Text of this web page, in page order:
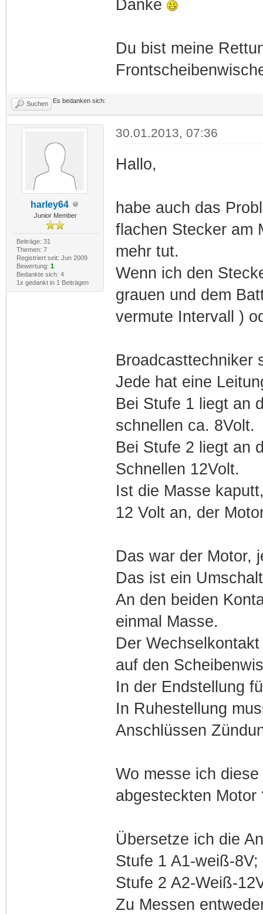
Danke
Du bist meine
Suchen Es bedanken sich:
harley64
Junior Member
Beiträge: 31
Themen: 7
Registriert seit: Jun 2009
Bewertung: 1
Bedankte sich: 4
1x gedankt in 1 Beiträgen
30.01.2013, 07:36
Hallo,
habe auch das
flachen Stecker am
mehr tut.
Wenn ich den
grauen und dem
vermute Intervall )
Broadcasttechniker
Jede hat eine
Bei Stufe 1 liegt an
schnellen ca. 8Volt.
Bei Stufe 2 liegt an
Schnellen 12Volt.
Ist die Masse
12 Volt an, der
Das war der Motor,
Das ist ein
An den beiden
einmal Masse.
Der
auf den
In der Endstellung
In Ruhestellung
Anschlüssen
Wo messe ich
abgesteckten Motor
Übersetze ich die
Stufe 1 A1-weiß-
Stufe 2 A2-Weiß-
Zu Messen